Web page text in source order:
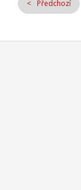
Předchozí